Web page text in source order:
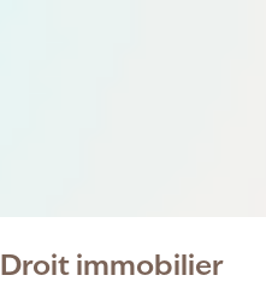
Droit immobilier